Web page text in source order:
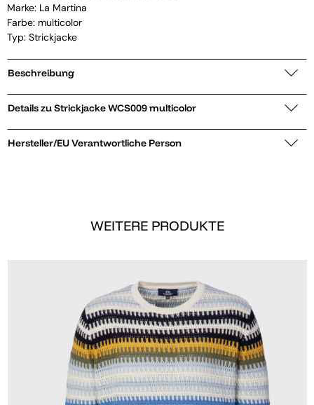
Marke: La Martina
Farbe: multicolor
Typ: Strickjacke
Beschreibung
Details zu Strickjacke WCS009 multicolor
Hersteller/EU Verantwortliche Person
WEITERE PRODUKTE